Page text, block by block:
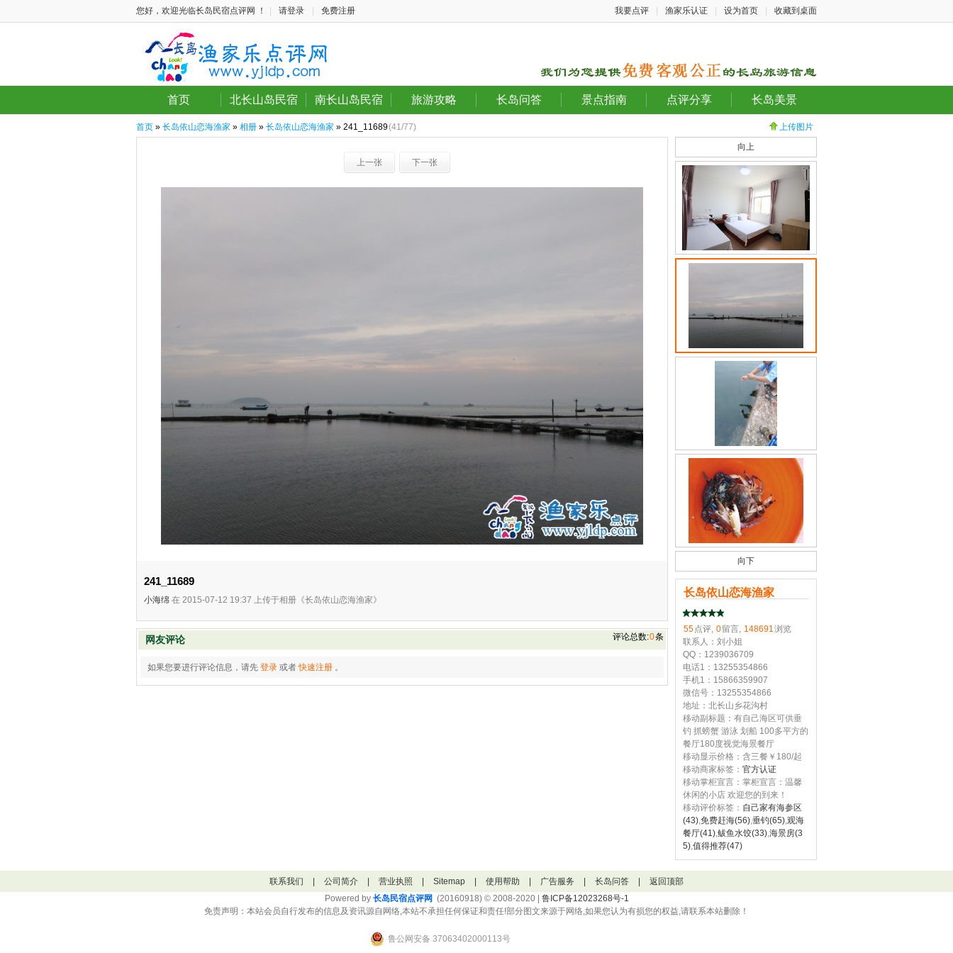
您好，欢迎光临长岛民宿点评网 ！ 请登录 免费注册 我要点评 渔家乐认证 设为首页 收藏到桌面
首页 北长山岛民宿 南长山岛民宿 旅游攻略 长岛问答 景点指南 点评分享 长岛美景
上传图片
首页 » 长岛依山恋海渔家 » 相册 » 长岛依山恋海渔家 » 241_11689(41/77)
上一张 下一张
241_11689
小海绵 在 2015-07-12 19:37 上传于相册《长岛依山恋海渔家》
评论总数:0条
网友评论
如果您要进行评论信息，请先 登录 或者快速注册 。
向上
向下
长岛依山恋海渔家
55点评, 0留言, 148691浏览
联系人：刘小姐
QQ：1239036709
电话1：13255354866
手机1：15866359907
微信号：13255354866
地址：北长山乡花沟村
移动副标题：有自己海区可供垂
钓 抓螃蟹 游泳 划船 100多平方的
餐厅180度视觉海景餐厅
移动显示价格：含三餐￥180/起
移动商家标签： 官方认证
移动掌柜宣言：掌柜宣言：温馨
休闲的小店 欢迎您的到来！
移动评价标签： 自己家有海参区
(43),免费赶海(56),垂钓(65),观海
餐厅(41),鲅鱼水饺(33),海景房(3
5),值得推荐(47)
联系我们 公司简介 营业执照 Sitemap 使用帮助 广告服务 长岛问答
返回顶部
Powered by 长岛民宿点评网 (20160918) © 2008-2020 | 鲁ICP备12023268号-1
免责声明：本站会员自行发布的信息及资讯源自网络,本站不承担任何保证和责任!部分图文来源于网络,如果您认为有损您的权益,请联系本站删除！
鲁公网安备 37063402000113号